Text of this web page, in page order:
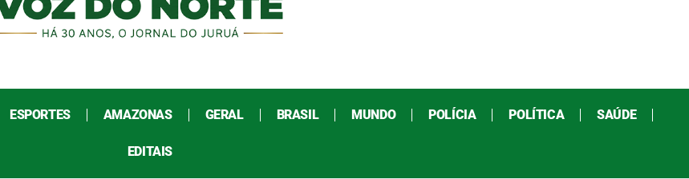
ESPORTES AMAZONAS GERAL BRASIL MUNDO POLÍCIA POLÍTICA SAÚDE
EDITAIS